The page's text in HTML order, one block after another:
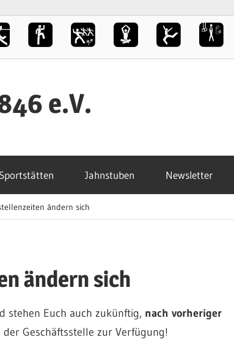
e.V.
Sportstätten Jahnstuben Newsletter
ändern sich
ändern sich
stehen Euch auch zukünftig, nach vorheriger
der Geschäftsstelle zur Verfügung!